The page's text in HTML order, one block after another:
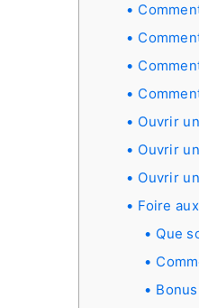
Ouvrir
Ouvrir
Ouvrir
Foire
Que